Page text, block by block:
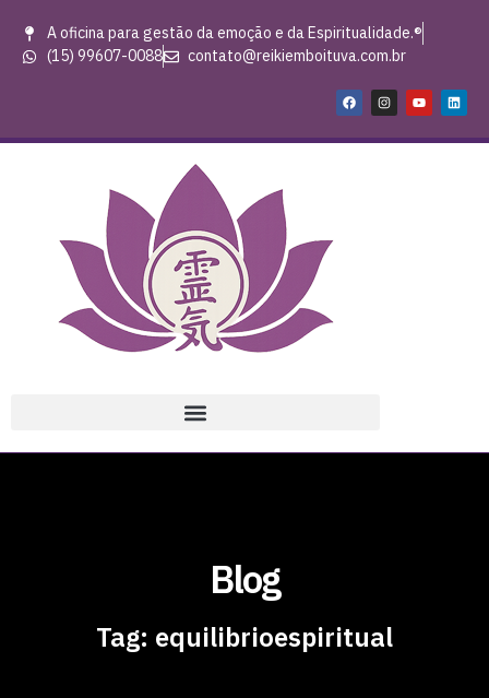
A oficina para gestão da emoção e da Espiritualidade.®
(15) 99607-0088
contato@reikiemboituva.com.br
Blog
Tag: equilibrioespiritual